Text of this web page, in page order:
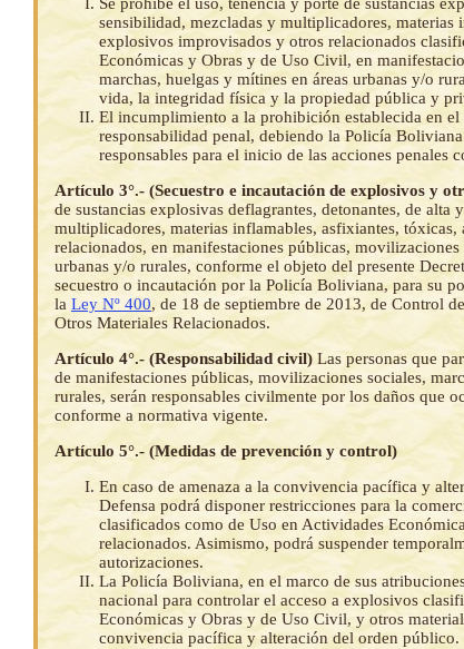
sensibilidad, mezcladas y multiplicadores, materias
explosivos improvisados y otros relacionados
Económicas y Obras y de Uso Civil, en
marchas, huelgas y mítines en áreas urbanas y/o
vida, la integridad física y la propiedad pública y
El incumplimiento a la prohibición establecida en el
responsabilidad penal, debiendo la Policía
responsables para el inicio de las acciones penales
Artículo 3°.- (Secuestro e incautación de explosivos y
de sustancias explosivas deflagrantes, detonantes, de alta
multiplicadores, materias inflamables, asfixiantes,
relacionados, en manifestaciones públicas,
urbanas y/o rurales, conforme el objeto del presente
secuestro o incautación por la Policía Boliviana, para su
la Ley Nº 400, de 18 de septiembre de 2013, de Control
Otros Materiales Relacionados.
Artículo 4°.- (Responsabilidad civil) Las personas que
de manifestaciones públicas, movilizaciones sociales,
rurales, serán responsables civilmente por los daños que
conforme a normativa vigente.
Artículo 5°.- (Medidas de prevención y control)
En caso de amenaza a la convivencia pacífica y
Defensa podrá disponer restricciones para la
clasificados como de Uso en Actividades
relacionados. Asimismo, podrá suspender
autorizaciones.
La Policía Boliviana, en el marco de sus
nacional para controlar el acceso a explosivos
Económicas y Obras y de Uso Civil, y otros
convivencia pacífica y alteración del orden público.